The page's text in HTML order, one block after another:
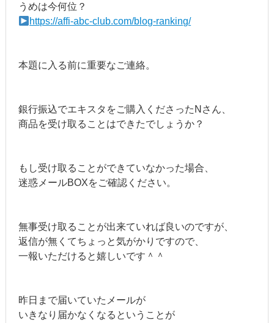
うめは今何位？
https://affi-abc-club.com/blog-ranking/
本題に入る前に重要なご連絡。
銀行振込でエキスタをご購入くださったNさん、
商品を受け取ることはできたでしょうか？
もし受け取ることができていなかった場合、
迷惑メールBOXをご確認ください。
無事受け取ることが出来ていれば良いのですが、
返信が無くてちょっと気がかりですので、
一報いただけると嬉しいです＾＾
昨日まで届いていたメールが
いきなり届かなくなるということが